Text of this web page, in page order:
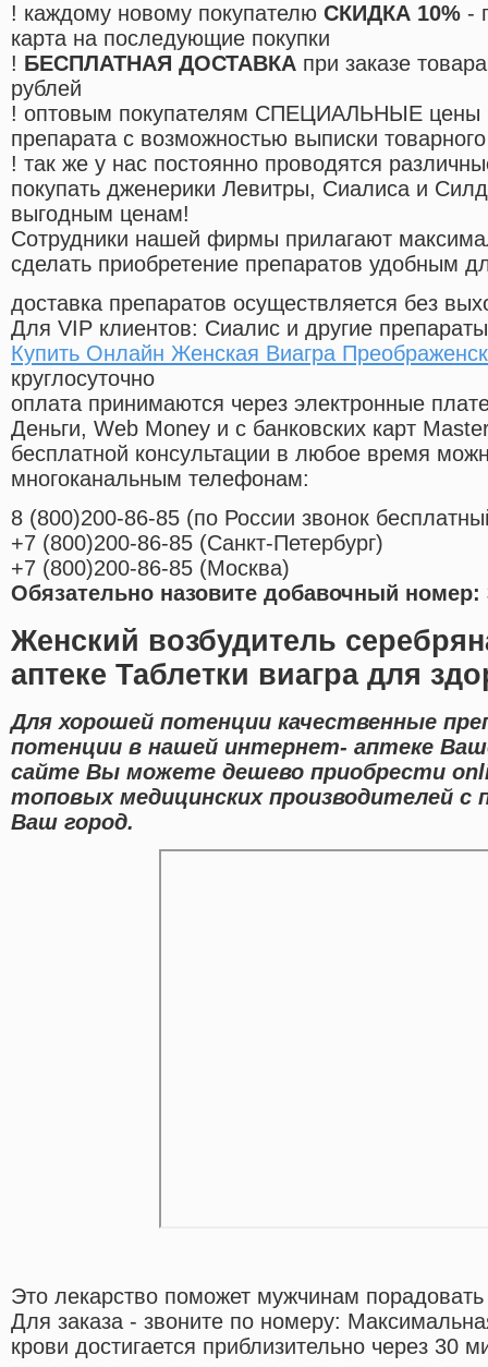
! каждому новому покупателю СКИДКА 10% -
карта на последующие покупки
! БЕСПЛАТНАЯ ДОСТАВКА при заказе
рублей
! оптовым покупателям СПЕЦИАЛЬНЫЕ цены
препарата с возможностью выписки
! так же у нас постоянно проводятся
покупать дженерики Левитры, Сиалиса и
выгодным ценам!
Cотрудники нашей фирмы прилагают
сделать приобретение препаратов удобным
доставка препаратов осуществляется без
Для VIP клиентов: Сиалис и другие
Купить Онлайн Женская Виагра
круглосуточно
оплата принимаются через электронные
Деньги, Web Money и с банковских карт
бесплатной консультации в любое время
многоканальным телефонам:
8 (800)200-86-85 (по России звонок
+7 (800)200-86-85 (Санкт-Петербург)
+7 (800)200-86-85 (Москва)
Обязательно назовите добавочный номер:
Женский возбудитель
аптеке Таблетки виагра для
Для хорошей потенции качественные
потенции в нашей интернет- аптеке
сайте Вы можете дешево приобрести
топовых медицинских производителей с
Ваш город.
Это лекарство поможет мужчинам
Для заказа - звоните по номеру:
крови достигается приблизительно через 30